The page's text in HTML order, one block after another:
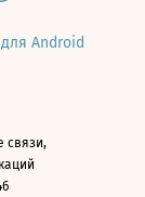
Android
связи,